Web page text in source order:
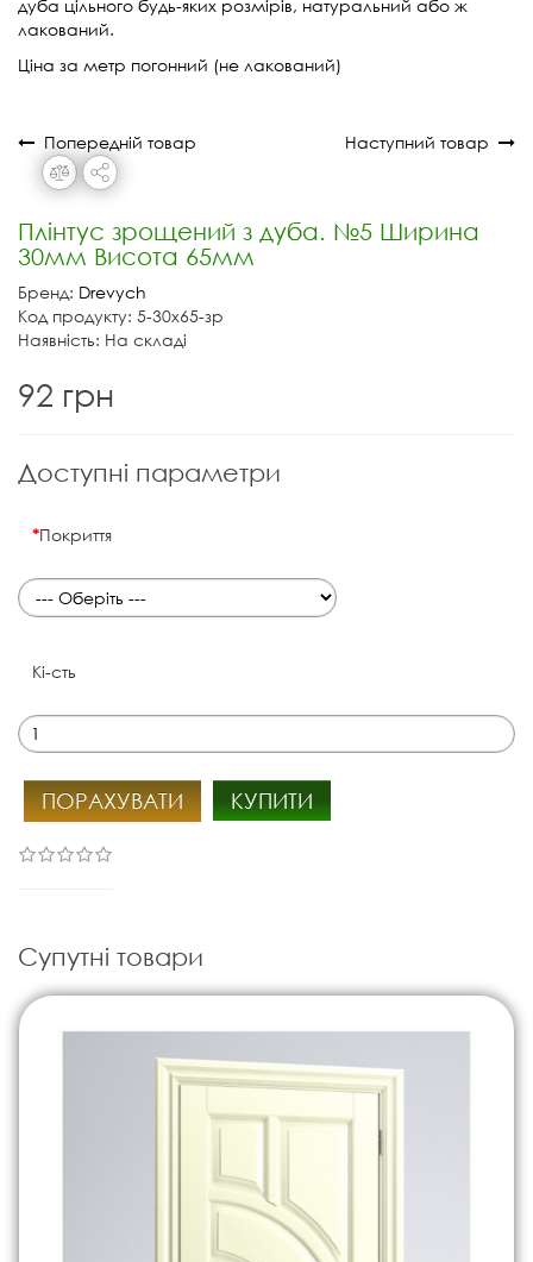
дуба цільного будь-яких розмірів, натуральний або ж
лакований.
Ціна за метр погонний (не лакований)
Попередній товар Наступний товар
Плінтус зрощений з дуба. №5 Ширина
30мм Висота 65мм
Бренд: Drevych
Код продукту: 5-30х65-зр
Наявність: На складі
92 грн
Доступні параметри
Покриття
Кі-сть
ПОРАХУВАТИ КУПИТИ
Супутні товари